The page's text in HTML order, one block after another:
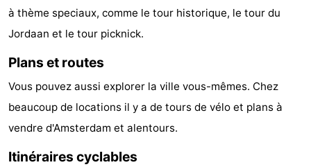
à thème speciaux, comme le tour historique, le tour du
Jordaan et le tour picknick.
Plans et routes
Vous pouvez aussi explorer la ville vous-mêmes. Chez
beaucoup de locations il y a de tours de vélo et plans à
vendre d'Amsterdam et alentours.
Itinéraires cyclables